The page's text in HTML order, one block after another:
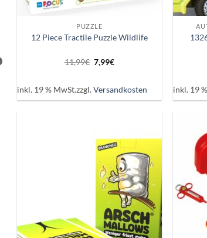
PUZZLE
12 Piece Tractile Puzzle Wildlife
11,99€ Ursprünglicher
Preis
11,99€
7,99€Aktueller
7,99€.
inkl. 19 % MwSt.zzgl.Versandkosten
+
inkl. 19
Wunschliste